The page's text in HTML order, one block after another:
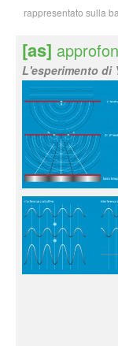
rappresentato sulla
[as]
L'esperimento di